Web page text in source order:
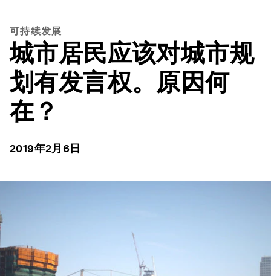
可持续发展
城市居民应该对城市规
划有发言权。原因何
在？
2019年2月6日